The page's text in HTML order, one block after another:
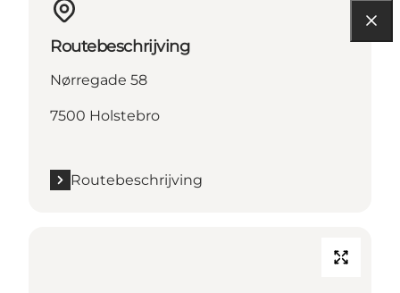
Routebeschrijving
Nørregade 58
7500 Holstebro
Routebeschrijving